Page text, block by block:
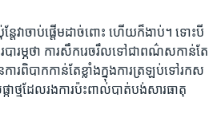
តែ​វា​ចាប់​ផ្តើម​ដាច់​ពោះ​ ហើយ​ក៏​ងាប់។ ទោះ​បី​
បារម្ភ​ថា ការ​សឹករេចរឹល​ទៅ​ជា​ពណ៌​ស​កាន់​តែ​
រ​ពិបាក​កាន់​តែ​ខ្លាំង​ក្នុង​ការ​ត្រឡប់​ទៅ​រកស​
ថ្ម​ដែល​រង​ការ​ប៉ះពាល់​បាត់បង់​សារធាតុ​